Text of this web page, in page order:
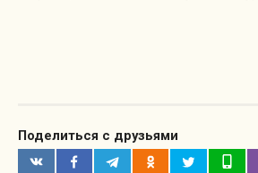
Поделиться с друзьями